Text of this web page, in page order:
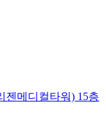
젠메디컬타워) 15층